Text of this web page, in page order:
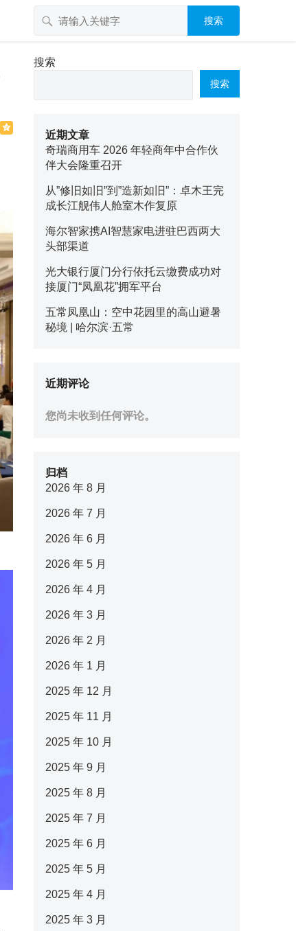
搜索
搜索
搜索
近期文章
奇瑞商用车 2026 年轻商年中合作伙
伴大会隆重召开
从”修旧如旧”到”造新如旧”：卓木王完
成长江舰伟人舱室木作复原
海尔智家携AI智慧家电进驻巴西两大
头部渠道
光大银行厦门分行依托云缴费成功对
接厦门“凤凰花”拥军平台
五常凤凰山：空中花园里的高山避暑
秘境 | 哈尔滨·五常
近期评论
您尚未收到任何评论。
归档
2026 年 8 月
2026 年 7 月
2026 年 6 月
2026 年 5 月
2026 年 4 月
2026 年 3 月
2026 年 2 月
2026 年 1 月
2025 年 12 月
2025 年 11 月
2025 年 10 月
2025 年 9 月
2025 年 8 月
2025 年 7 月
2025 年 6 月
2025 年 5 月
2025 年 4 月
2025 年 3 月